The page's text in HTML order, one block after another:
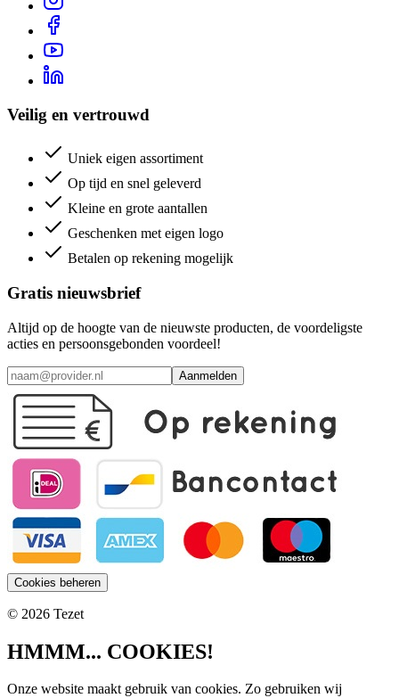
Veilig en vertrouwd
Uniek eigen assortiment
Op tijd en snel geleverd
Kleine en grote aantallen
Geschenken met eigen logo
Betalen op rekening mogelijk
Gratis nieuwsbrief
Altijd op de hoogte van de nieuwste producten, de voordeligste
acties en persoonsgebonden voordeel!
Aanmelden
Cookies beheren
© 2026 Tezet
HMMM... COOKIES!
Onze website maakt gebruik van cookies. Zo gebruiken wij